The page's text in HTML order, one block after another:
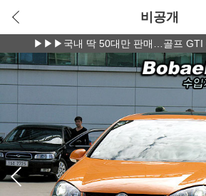
비공개
▶▶▶국내 딱 50대만 판매…골프